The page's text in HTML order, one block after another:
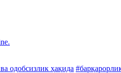
одобсизлик ҳақида